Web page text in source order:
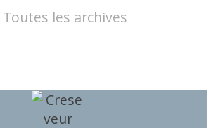
Toutes les archives